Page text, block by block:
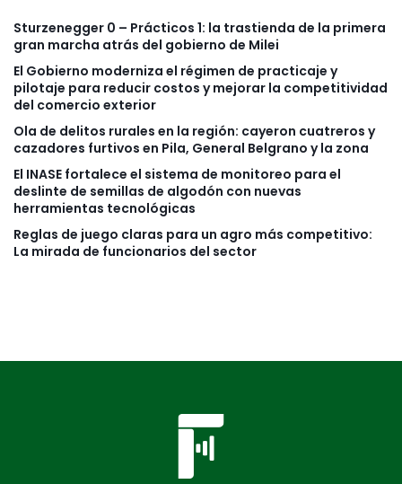
Sturzenegger 0 – Prácticos 1: la trastienda de la primera
gran marcha atrás del gobierno de Milei
El Gobierno moderniza el régimen de practicaje y
pilotaje para reducir costos y mejorar la competitividad
del comercio exterior
Ola de delitos rurales en la región: cayeron cuatreros y
cazadores furtivos en Pila, General Belgrano y la zona
El INASE fortalece el sistema de monitoreo para el
deslinte de semillas de algodón con nuevas
herramientas tecnológicas
Reglas de juego claras para un agro más competitivo:
La mirada de funcionarios del sector